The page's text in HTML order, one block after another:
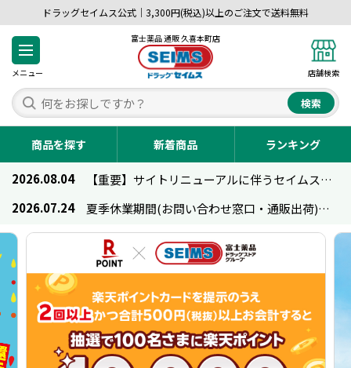
ドラッグセイムス公式｜3,300円(税込)以上のご注文で送料無料
メニュー
富士薬品 通販 久喜本町店
店舗検索
検索
商品を探す 新着商品 ランキング
2026.08.04
【重要】サイトリニューアルに伴うセイムス通販のご利用について
2026.07.24
夏季休業期間(お問い合わせ窓口・通販出荷)のお知らせ